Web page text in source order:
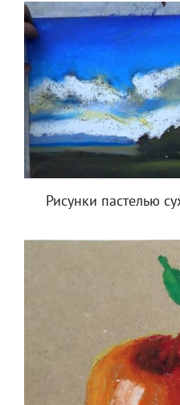
Рисунки пастелью